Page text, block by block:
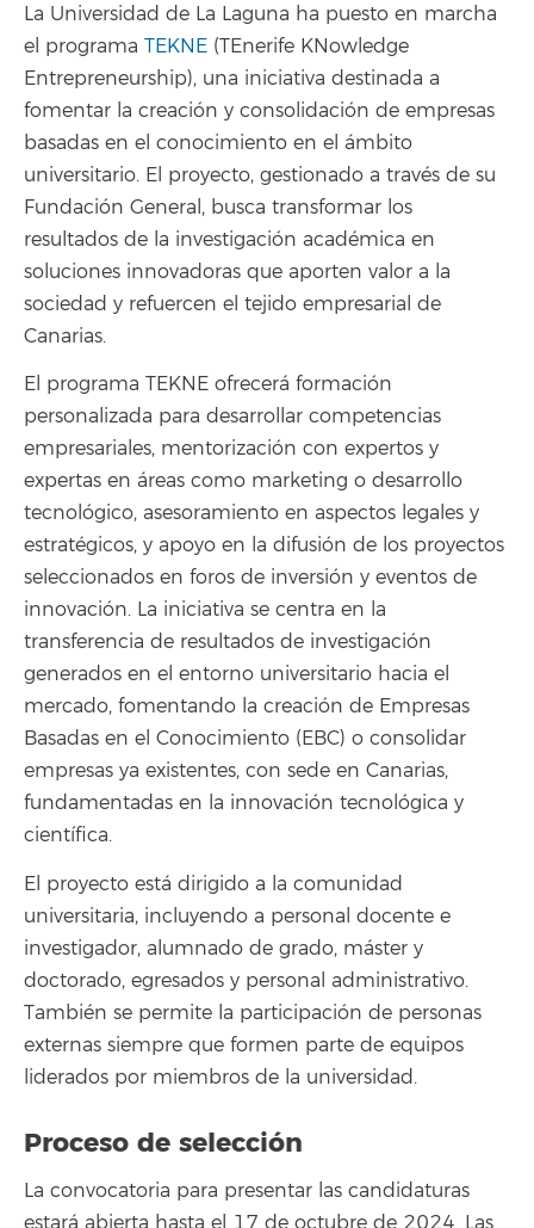
La Universidad de La Laguna ha puesto en marcha
el programa TEKNE (TEnerife KNowledge
Entrepreneurship), una iniciativa destinada a
fomentar la creación y consolidación de empresas
basadas en el conocimiento en el ámbito
universitario. El proyecto, gestionado a través de su
Fundación General, busca transformar los
resultados de la investigación académica en
soluciones innovadoras que aporten valor a la
sociedad y refuercen el tejido empresarial de
Canarias.
El programa TEKNE ofrecerá formación
personalizada para desarrollar competencias
empresariales, mentorización con expertos y
expertas en áreas como marketing o desarrollo
tecnológico, asesoramiento en aspectos legales y
estratégicos, y apoyo en la difusión de los proyectos
seleccionados en foros de inversión y eventos de
innovación. La iniciativa se centra en la
transferencia de resultados de investigación
generados en el entorno universitario hacia el
mercado, fomentando la creación de Empresas
Basadas en el Conocimiento (EBC) o consolidar
empresas ya existentes, con sede en Canarias,
fundamentadas en la innovación tecnológica y
científica.
El proyecto está dirigido a la comunidad
universitaria, incluyendo a personal docente e
investigador, alumnado de grado, máster y
doctorado, egresados y personal administrativo.
También se permite la participación de personas
externas siempre que formen parte de equipos
liderados por miembros de la universidad.
Proceso de selección
La convocatoria para presentar las candidaturas